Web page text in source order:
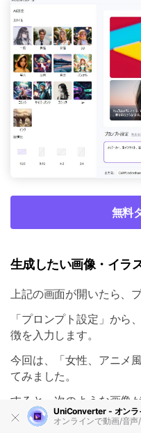
無料
生成したい画像・イラ
上記の画面が開いたら、
「プロンプト設定」から
徴を入力します。
今回は、「女性、アニメ
てみました。
すると、次のような画像
UniConverter - オンラ
オンラインで動画/音声